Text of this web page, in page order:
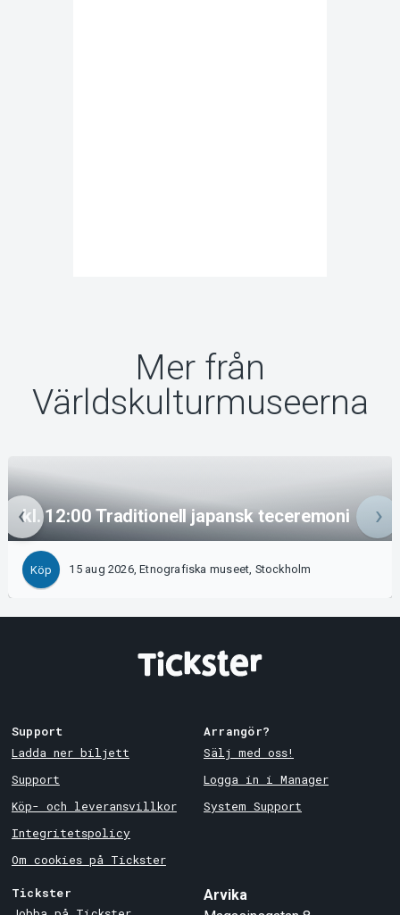
Mer från
Världskulturmuseerna
kl. 12:00 Traditionell japansk teceremoni
Köp 15 aug 2026, Etnografiska museet, Stockholm
Support
Ladda ner biljett
Support
Köp- och leveransvillkor
Integritetspolicy
Om cookies på Tickster
Arrangör?
Sälj med oss!
Logga in i Manager
System Support
Tickster
Arvika